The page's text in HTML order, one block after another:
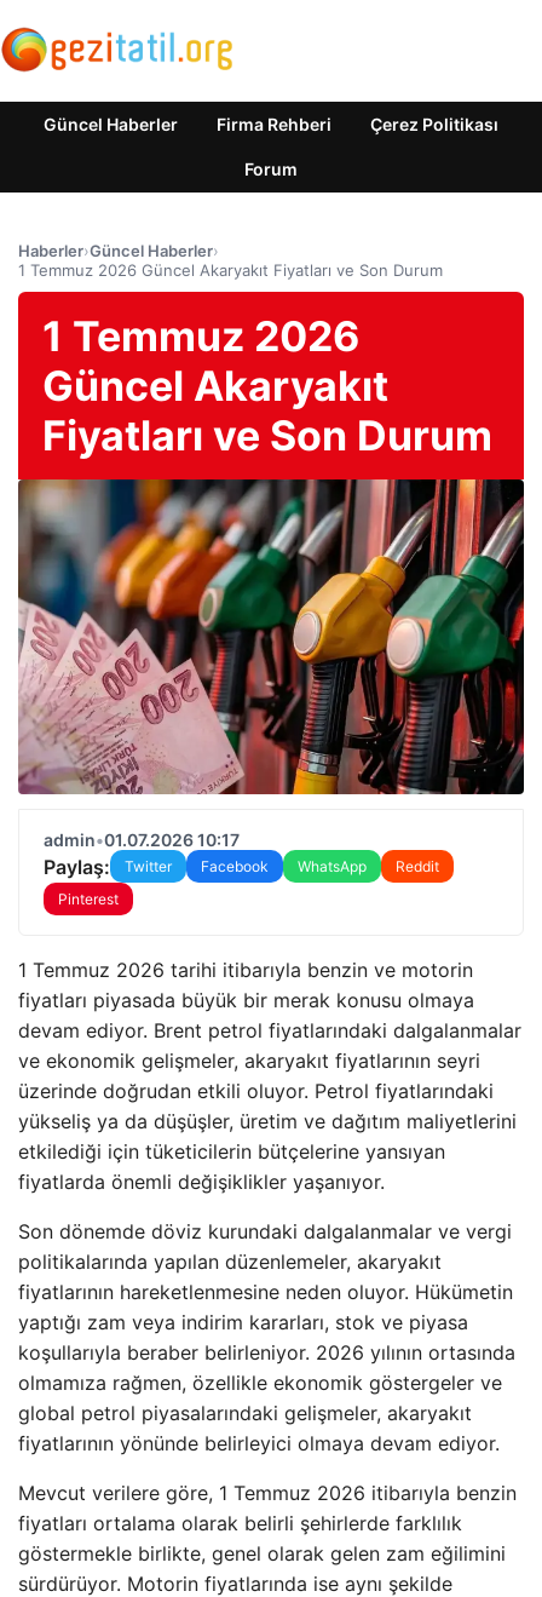
Güncel Haberler Firma Rehberi Çerez Politikası
Forum
Haberler›Güncel Haberler›
1 Temmuz 2026 Güncel Akaryakıt Fiyatları ve Son Durum
1 Temmuz 2026
Güncel Akaryakıt
Fiyatları ve Son Durum
admin•01.07.2026 10:17
Paylaş: Twitter Facebook WhatsApp
Reddit
Pinterest
1 Temmuz 2026 tarihi itibarıyla benzin ve motorin
fiyatları piyasada büyük bir merak konusu olmaya
devam ediyor. Brent petrol fiyatlarındaki dalgalanmalar
ve ekonomik gelişmeler, akaryakıt fiyatlarının seyri
üzerinde doğrudan etkili oluyor. Petrol fiyatlarındaki
yükseliş ya da düşüşler, üretim ve dağıtım maliyetlerini
etkilediği için tüketicilerin bütçelerine yansıyan
fiyatlarda önemli değişiklikler yaşanıyor.
Son dönemde döviz kurundaki dalgalanmalar ve vergi
politikalarında yapılan düzenlemeler, akaryakıt
fiyatlarının hareketlenmesine neden oluyor. Hükümetin
yaptığı zam veya indirim kararları, stok ve piyasa
koşullarıyla beraber belirleniyor. 2026 yılının ortasında
olmamıza rağmen, özellikle ekonomik göstergeler ve
global petrol piyasalarındaki gelişmeler, akaryakıt
fiyatlarının yönünde belirleyici olmaya devam ediyor.
Mevcut verilere göre, 1 Temmuz 2026 itibarıyla benzin
fiyatları ortalama olarak belirli şehirlerde farklılık
göstermekle birlikte, genel olarak gelen zam eğilimini
sürdürüyor. Motorin fiyatlarında ise aynı şekilde